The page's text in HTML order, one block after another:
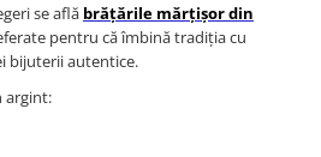
se află brățările mărțișor din
pentru că îmbină tradiția cu
bijuterii autentice.
argint: